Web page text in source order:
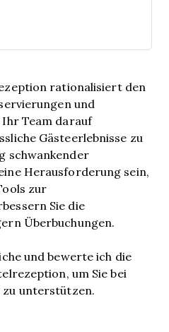
rationalisiert den
und
Ihr Team darauf
Gästeerlebnisse zu
schwankender
Herausforderung sein,
zur
Sie die
Überbuchungen.
und bewerte ich die
um Sie bei
unterstützen.